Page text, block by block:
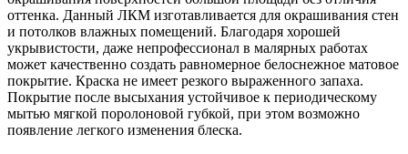
оттенка. Данный ЛКМ изготавливается для окрашивания стен
и потолков влажных помещений. Благодаря хорошей
укрывистости, даже непрофессионал в малярных работах
может качественно создать равномерное белоснежное матовое
покрытие. Краска не имеет резкого выраженного запаха.
Покрытие после высыхания устойчивое к периодическому
мытью мягкой поролоновой губкой, при этом возможно
появление легкого изменения блеска.